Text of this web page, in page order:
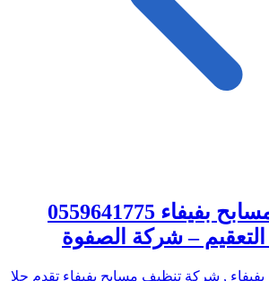
شركة تنظيف مسابح بفيفاء 0559641775
, شركة تنظيف مسابح بفيفاء تقدم حلا